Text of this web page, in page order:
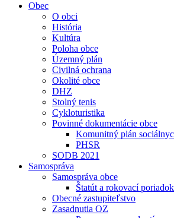
Obec
O obci
História
Kultúra
Poloha obce
Územný plán
Civilná ochrana
Okolité obce
DHZ
Stolný tenis
Cykloturistika
Povinné dokumentácie obce
Komunitný plán
PHSR
SODB 2021
Samospráva
Samospráva obce
Štatút a rokovací poriadok
Obecné zastupiteľstvo
Zasadnutia OZ